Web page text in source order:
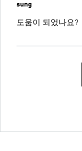
sung
도움이 되었나요?